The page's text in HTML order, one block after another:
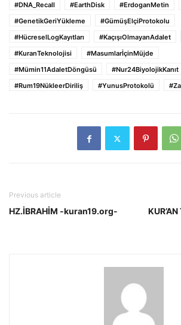
#DNA_Recall
#EarthDisk #ErdoganMetin
#GenetikGeriYükleme
#GümüşElçiProtokolu
#HücreselLogKayıtları
#KaçışıOlmayanAdalet
#KuranTeknolojisi
#MasumlarİçinMüjde
#Mümin11AdaletDöngüsü
#Nur24BiyolojikKanıt
#Rum19NükleerDiriliş
#YunusProtokolü
Previous article
HZ.İBRAHİM -kuran19.org-